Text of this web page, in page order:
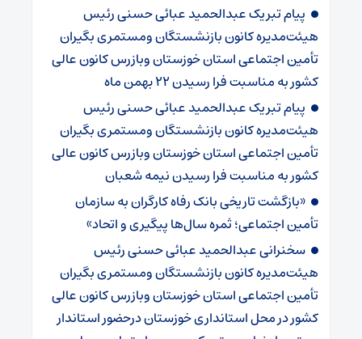
پیام تبریک عبدالحمید عبائی حسنی رئیس
هیئت‌مدیره کانون بازنشستگان ومستمری بگیران
تأمین اجتماعی استان خوزستان وبازرس کانون عالی
کشور به مناسبت فرا رسیدن ۲۲ بهمن ماه
پیام تبریک عبدالحمید عبائی حسنی رئیس
هیئت‌مدیره کانون بازنشستگان ومستمری بگیران
تأمین اجتماعی استان خوزستان وبازرس کانون عالی
کشور به مناسبت فرا رسیدن نیمه شعبان
«بازگشت تاریخی بانک رفاه کارگران به سازمان
تأمین اجتماعی؛ ثمره سال‌ها پیگیری و اتحاد»
سخنرانی عبدالحمید عبائی حسنی رئیس
هیئت‌مدیره کانون بازنشستگان ومستمری بگیران
تأمین اجتماعی استان خوزستان وبازرس کانون عالی
کشور در محل استانداری خوزستان درحضور استاندار